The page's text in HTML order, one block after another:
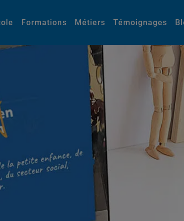
Formations Métiers Témoignages